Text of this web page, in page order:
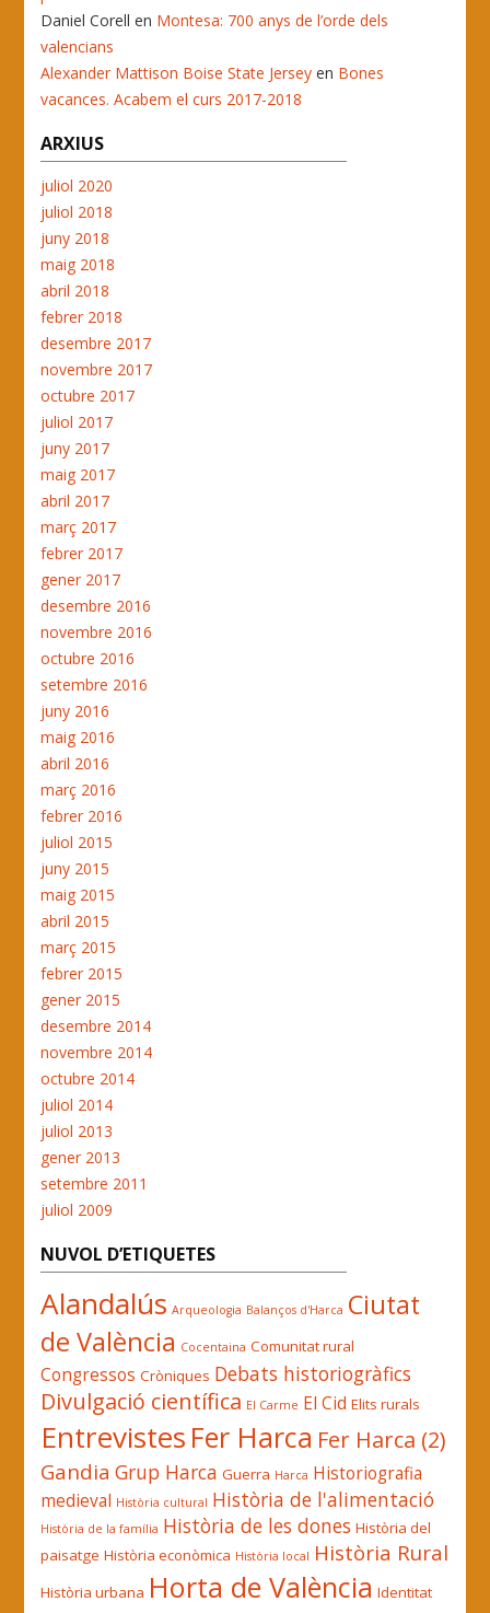
Daniel Corell en Montesa: 700 anys de l’orde dels
valencians
Alexander Mattison Boise State Jersey en Bones
vacances. Acabem el curs 2017-2018
ARXIUS
juliol 2020
juliol 2018
juny 2018
maig 2018
abril 2018
febrer 2018
desembre 2017
novembre 2017
octubre 2017
juliol 2017
juny 2017
maig 2017
abril 2017
març 2017
febrer 2017
gener 2017
desembre 2016
novembre 2016
octubre 2016
setembre 2016
juny 2016
maig 2016
abril 2016
març 2016
febrer 2016
juliol 2015
juny 2015
maig 2015
abril 2015
març 2015
febrer 2015
gener 2015
desembre 2014
novembre 2014
octubre 2014
juliol 2014
juliol 2013
gener 2013
setembre 2011
juliol 2009
NUVOL D’ETIQUETES
Alandalús Arqueologia Balanços d'Harca Ciutat
de València Cocentaina Comunitat rural
Congressos Cròniques Debats historiogràfics
Divulgació científica El Carme El Cid Elits rurals
Entrevistes Fer Harca Fer Harca (2)
Gandia Grup Harca Guerra Harca Historiografia
medieval Història cultural Història de l'alimentació
Història de la família Història de les dones Història del
paisatge Història econòmica Història local Història Rural
Història urbana Horta de València Identitat